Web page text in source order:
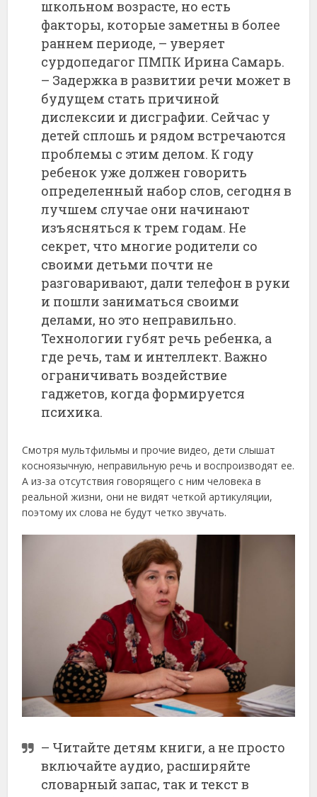
школьном возрасте, но есть
факторы, которые заметны в более
раннем периоде, – уверяет
сурдопедагог ПМПК Ирина Самарь.
– Задержка в развитии речи может в
будущем стать причиной
дислексии и дисграфии. Сейчас у
детей сплошь и рядом встречаются
проблемы с этим делом. К году
ребенок уже должен говорить
определенный набор слов, сегодня в
лучшем случае они начинают
изъясняться к трем годам. Не
секрет, что многие родители со
своими детьми почти не
разговаривают, дали телефон в руки
и пошли заниматься своими
делами, но это неправильно.
Технологии губят речь ребенка, а
где речь, там и интеллект. Важно
ограничивать воздействие
гаджетов, когда формируется
психика.
Смотря мультфильмы и прочие видео, дети слышат
косноязычную, неправильную речь и воспроизводят ее.
А из-за отсутствия говорящего с ним человека в
реальной жизни, они не видят четкой артикуляции,
поэтому их слова не будут четко звучать.
– Читайте детям книги, а не просто
включайте аудио, расширяйте
словарный запас, так и текст в